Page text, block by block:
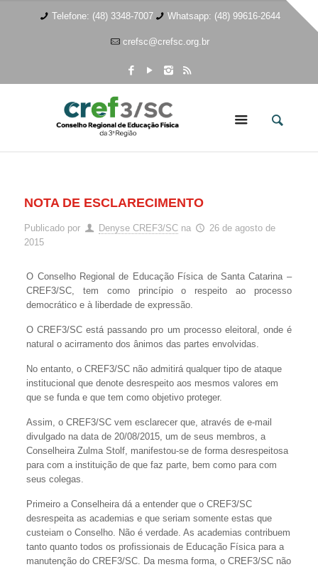
Telefone: (48) 3348-7007 Whatsapp: (48) 99616-2644
crefsc@crefsc.org.br
NOTA DE ESCLARECIMENTO
Publicado por Denyse CREF3/SC na
26 de agosto de
2015
O Conselho Regional de Educação Física de Santa Catarina –
CREF3/SC, tem como princípio o respeito ao processo
democrático e à liberdade de expressão.
O CREF3/SC está passando pro um processo eleitoral, onde é
natural o acirramento dos ânimos das partes envolvidas.
No entanto, o CREF3/SC não admitirá qualquer tipo de ataque
institucional que denote desrespeito aos mesmos valores em
que se funda e que tem como objetivo proteger.
Assim, o CREF3/SC vem esclarecer que, através de e-mail
divulgado na data de 20/08/2015, um de seus membros, a
Conselheira Zulma Stolf, manifestou-se de forma desrespeitosa
para com a instituição de que faz parte, bem como para com
seus colegas.
Primeiro a Conselheira dá a entender que o CREF3/SC
desrespeita as academias e que seriam somente estas que
custeiam o Conselho. Não é verdade. As academias contribuem
tanto quanto todos os profissionais de Educação Física para a
manutenção do CREF3/SC. Da mesma forma, o CREF3/SC não